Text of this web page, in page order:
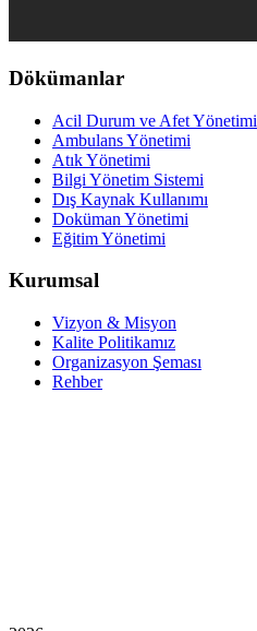
Dökümanlar
Acil Durum ve Afet Yönetimi
Ambulans Yönetimi
Atık Yönetimi
Bilgi Yönetim Sistemi
Dış Kaynak Kullanımı
Doküman Yönetimi
Eğitim Yönetimi
Kurumsal
Vizyon & Misyon
Kalite Politikamız
Organizasyon Şeması
Rehber